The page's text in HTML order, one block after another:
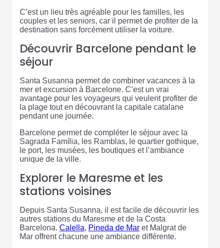
C’est un lieu très agréable pour les familles, les
couples et les seniors, car il permet de profiter de la
destination sans forcément utiliser la voiture.
Découvrir Barcelone pendant le
séjour
Santa Susanna permet de combiner vacances à la
mer et excursion à Barcelone. C’est un vrai
avantage pour les voyageurs qui veulent profiter de
la plage tout en découvrant la capitale catalane
pendant une journée.
Barcelone permet de compléter le séjour avec la
Sagrada Família, les Ramblas, le quartier gothique,
le port, les musées, les boutiques et l’ambiance
unique de la ville.
Explorer le Maresme et les
stations voisines
Depuis Santa Susanna, il est facile de découvrir les
autres stations du Maresme et de la Costa
Barcelona. Calella, Pineda de Mar et Malgrat de
Mar offrent chacune une ambiance différente.